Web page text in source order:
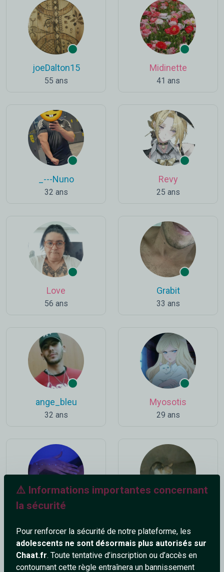
⚠️ Informations importantes concernant
la sécurité
Pour renforcer la sécurité de notre plateforme, les
adolescents ne sont désormais plus autorisés sur
Chaat.fr. Toute tentative d’inscription ou d’accès en
contournant cette règle entraînera un bannissement
joeDalton15
55 ans
Midinette
41 ans
_---Nuno
32 ans
Revy
25 ans
Love
56 ans
Grabit
33 ans
ange_bleu
32 ans
Myosotis
29 ans
19 ans 46 ans